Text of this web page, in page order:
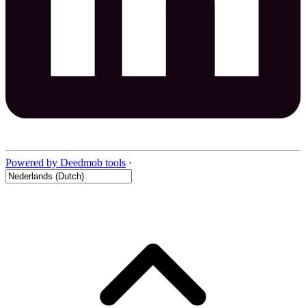
Powered by Deedmob tools ·